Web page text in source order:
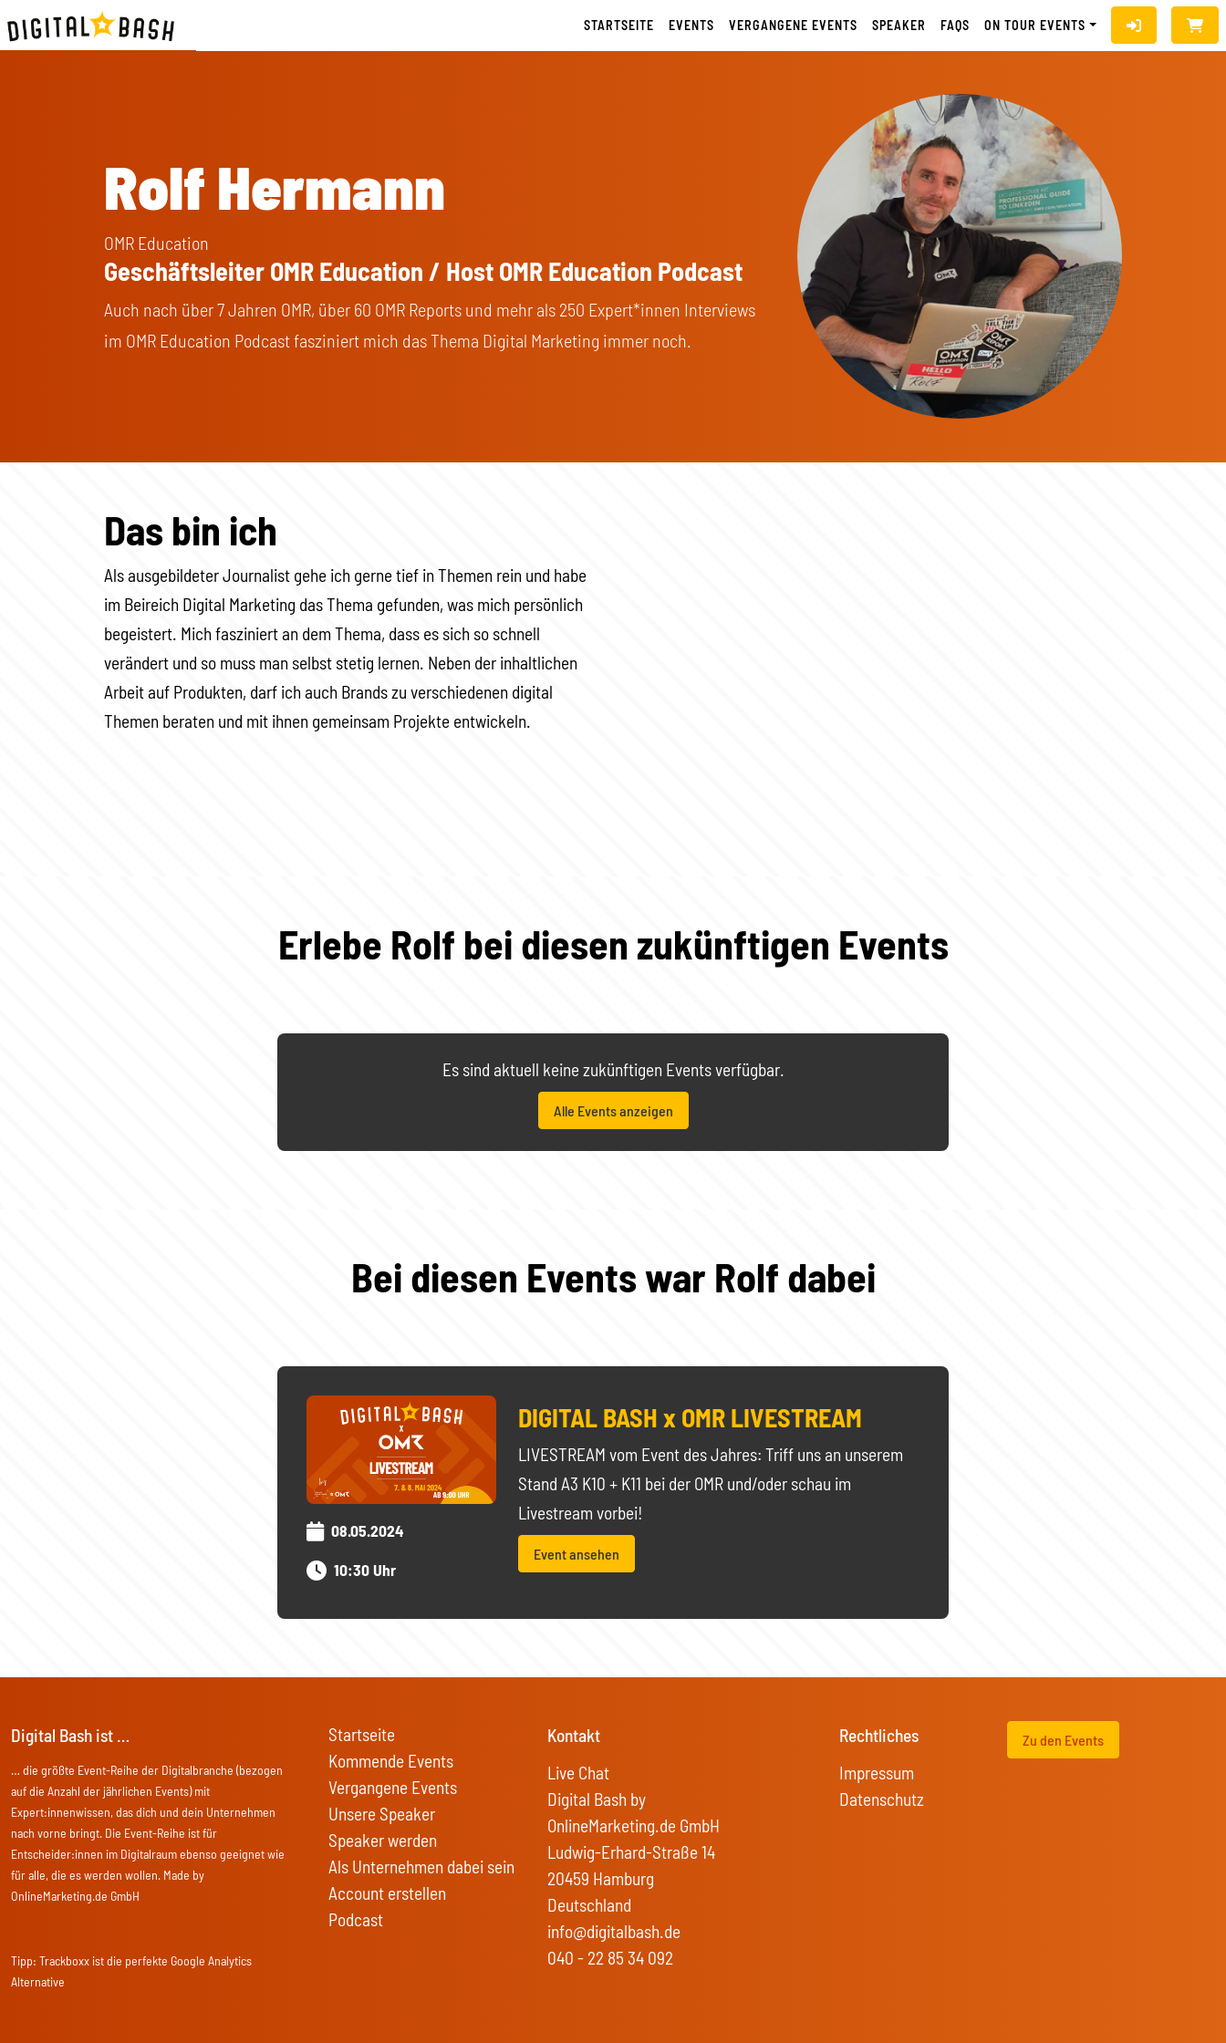
STARTSEITE EVENTS VERGANGENE EVENTS SPEAKER FAQS ON TOUR EVENTS
Rolf Hermann
OMR Education
Geschäftsleiter OMR Education / Host OMR Education Podcast
Auch nach über 7 Jahren OMR, über 60 OMR Reports und mehr als 250 Expert*innen Interviews
im OMR Education Podcast fasziniert mich das Thema Digital Marketing immer noch.
Das bin ich
Als ausgebildeter Journalist gehe ich gerne tief in Themen rein und habe
im Beireich Digital Marketing das Thema gefunden, was mich persönlich
begeistert. Mich fasziniert an dem Thema, dass es sich so schnell
verändert und so muss man selbst stetig lernen. Neben der inhaltlichen
Arbeit auf Produkten, darf ich auch Brands zu verschiedenen digital
Themen beraten und mit ihnen gemeinsam Projekte entwickeln.
Erlebe Rolf bei diesen zukünftigen Events
Es sind aktuell keine zukünftigen Events verfügbar.
Alle Events anzeigen
Bei diesen Events war Rolf dabei
08.05.2024
10:30 Uhr
DIGITAL BASH x OMR LIVESTREAM
LIVESTREAM vom Event des Jahres: Triff uns an unserem
Stand A3 K10 + K11 bei der OMR und/oder schau im
Livestream vorbei!
Event ansehen
Digital Bash ist …
… die größte Event-Reihe der Digitalbranche (bezogen
auf die Anzahl der jährlichen Events) mit
Expert:innenwissen, das dich und dein Unternehmen
nach vorne bringt. Die Event-Reihe ist für
Entscheider:innen im Digitalraum ebenso geeignet wie
für alle, die es werden wollen. Made by
OnlineMarketing.de GmbH
Tipp: Trackboxx ist die perfekte Google Analytics
Alternative
Startseite
Kommende Events
Vergangene Events
Unsere Speaker
Speaker werden
Als Unternehmen dabei sein
Account erstellen
Podcast
Kontakt
Live Chat
Digital Bash by
OnlineMarketing.de GmbH
Ludwig-Erhard-Straße 14
20459 Hamburg
Deutschland
info@digitalbash.de
040 - 22 85 34 092
Rechtliches
Impressum
Datenschutz
Zu den Events